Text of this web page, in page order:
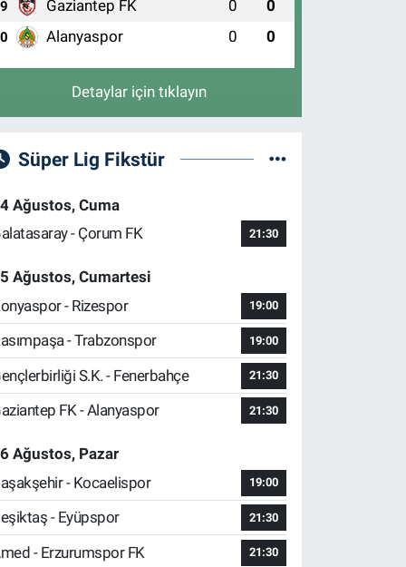
Uluçınar Eczanesi
Cumhuriyet Mahallesi, Küçük Sanayi 3 Caddesi
A Osmangazi Bursa
0 (224) 262 93 21 Yol Tarifi Al
9 Gaziantep FK 0 0
Alanyaspor 0 0
Detaylar için tıklayın
Süper Lig Fikstür
Ağustos, Cuma
- Çorum FK
21:30
Ağustos, Cumartesi
- Rizespor
19:00
- Trabzonspor 19:00
S.K. - Fenerbahçe 21:30
FK - Alanyaspor 21:30
Ağustos, Pazar
- Kocaelispor
19:00
- Eyüpspor 21:30
- Erzurumspor FK 21:30